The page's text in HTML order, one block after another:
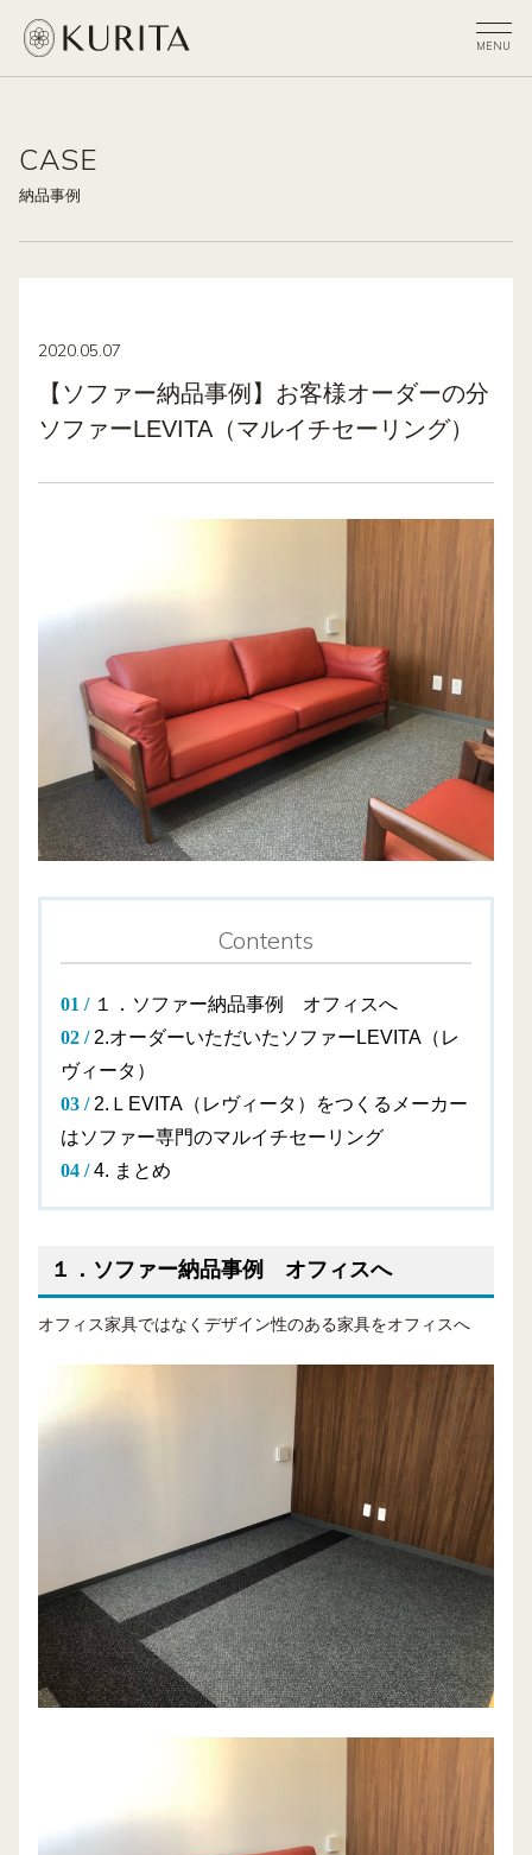
CASE
納品事例
2020.05.07
【ソファー納品事例】お客様オーダーの分
ソファーLEVITA（マルイチセーリング）
Contents
１．ソファー納品事例 オフィスへ
2.オーダーいただいたソファーLEVITA（レ
ヴィータ）
2.ＬEVITA（レヴィータ）をつくるメーカー
はソファー専門のマルイチセーリング
4. まとめ
１．ソファー納品事例 オフィスへ
オフィス家具ではなくデザイン性のある家具をオフィスへ